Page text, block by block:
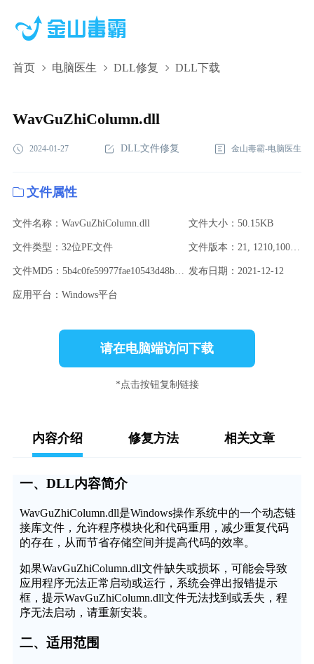
首页 电脑医生 DLL修复 DLL下载
WavGuZhiColumn.dll,WavGuZhiColumn.dll下
WavGuZhiColumn.dll
2024-01-27 DLL文件修复 金山毒霸-电脑医生
文件属性
文件名称：WavGuZhiColumn.dll 文件大小：50.15KB
文件类型：32位PE文件 文件版本：21, 1210,1000,23879
文件MD5：5b4c0fe59977fae10543d48ba9ed79cf 发布日期：2021-12-12
应用平台：Windows平台
请在电脑端访问下载
*点击按钮复制链接
内容介绍 修复方法 相关文章
一、DLL内容简介
WavGuZhiColumn.dll是Windows操作系统中的一个动态链
接库文件，允许程序模块化和代码重用，减少重复代码
的存在，从而节省存储空间并提高代码的效率。
如果WavGuZhiColumn.dll文件缺失或损坏，可能会导致
应用程序无法正常启动或运行，系统会弹出报错提示
框，提示WavGuZhiColumn.dll文件无法找到或丢失，程
序无法启动，请重新安装。
二、适用范围